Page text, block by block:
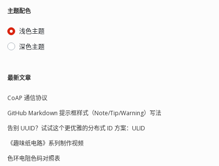
主题配色
浅色主题
深色主题
最新文章
CoAP 通信协议
GitHub Markdown 提示框样式（Note/Tip/Warning）写法
告别 UUID？试试这个更优雅的分布式 ID 方案：ULID
《趣味纸电路》系列制作视频
色环电阻色码对照表